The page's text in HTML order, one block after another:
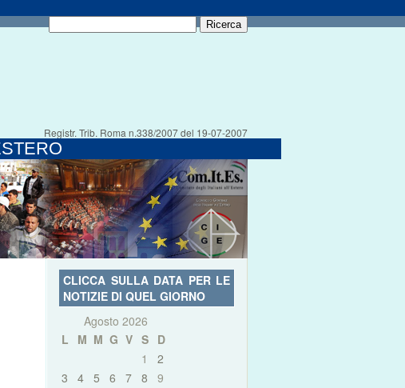
Registr. Trib. Roma n.338/2007 del 19-07-2007
CLICCA SULLA DATA PER LE
NOTIZIE DI QUEL GIORNO
Agosto 2026
L
M M G V S D
1
2
3
4 5 6 7 8
9